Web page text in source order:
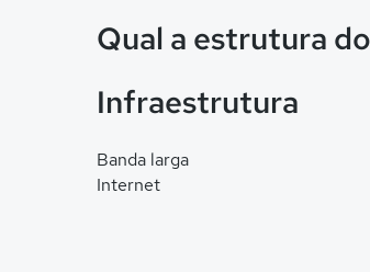
Qual a estrutura
Infraestrutura
Banda larga
Internet